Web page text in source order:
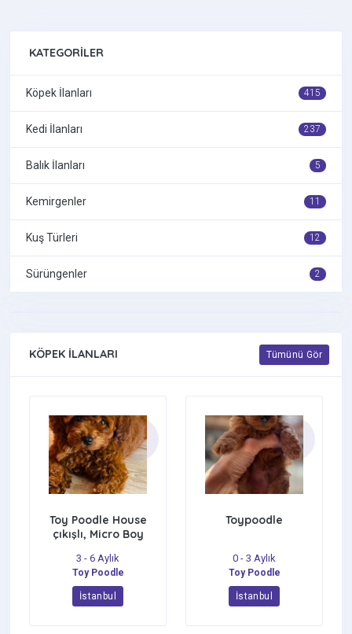
KATEGORILER
Köpek İlanları 415
Kedi İlanları 237
Balık İlanları 5
Kemirgenler 11
Kuş Türleri 12
Sürüngenler 2
KÖPEK İLANLARI Tümünü Gör
Toy Poodle House
çıkışlı, Micro Boy
kızımız yeni
ailesini arıyor
3 - 6 Aylık
Toy Poodle
İstanbul
Toypoodle
0 - 3 Aylık
Toy Poodle
İstanbul